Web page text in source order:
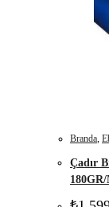
Branda,
Çadır